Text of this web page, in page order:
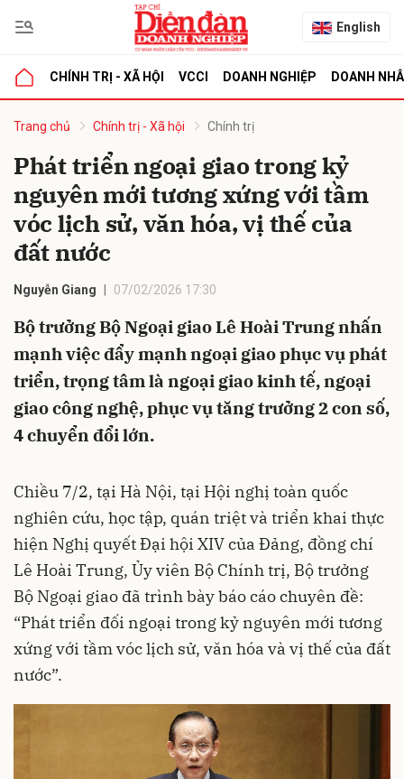
English
CHÍNH TRỊ - XÃ HỘI VCCI DOANH NGHIỆP DOANH
Trang chủ Chính trị - Xã hội Chính trị
Phát triển ngoại giao trong kỷ
nguyên mới tương xứng với tầm
vóc lịch sử, văn hóa, vị thế của
đất nước
Nguyễn Giang 07/02/2026 17:30
Bộ trưởng Bộ Ngoại giao Lê Hoài Trung nhấn
mạnh việc đẩy mạnh ngoại giao phục vụ phát
triển, trọng tâm là ngoại giao kinh tế, ngoại
giao công nghệ, phục vụ tăng trưởng 2 con số,
4 chuyển đổi lớn.
Chiều 7/2, tại Hà Nội, tại Hội nghị toàn quốc
nghiên cứu, học tập, quán triệt và triển khai thực
hiện Nghị quyết Đại hội XIV của Đảng, đồng chí
Lê Hoài Trung, Ủy viên Bộ Chính trị, Bộ trưởng
Bộ Ngoại giao đã trình bày báo cáo chuyên đề:
“Phát triển đối ngoại trong kỷ nguyên mới tương
xứng với tầm vóc lịch sử, văn hóa và vị thế của đất
nước”.
luận